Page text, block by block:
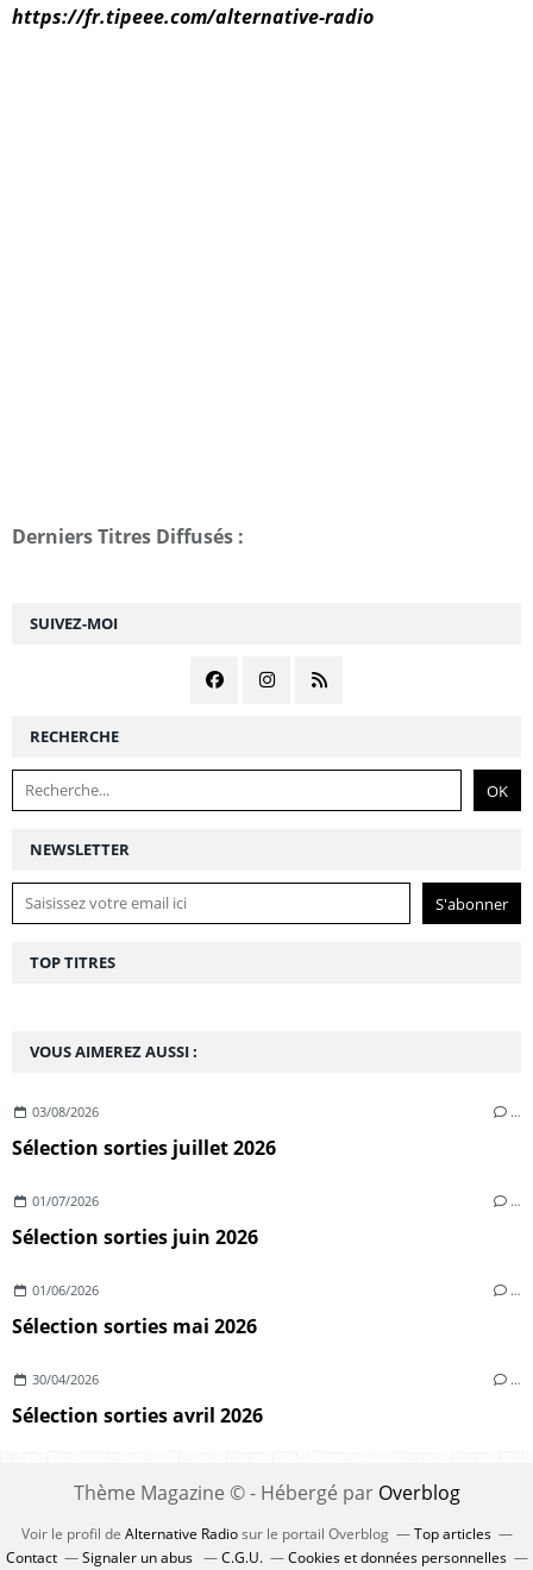
NEWSLETTER
SUIVEZ-MOI
RECHERCHE
VOUS AIMEREZ AUSSI :
03/08/2026 …
Sélection sorties juillet 2026
01/07/2026 …
Sélection sorties juin 2026
01/06/2026 …
Sélection sorties mai 2026
30/04/2026 …
Sélection sorties avril 2026
https://fr.tipeee.com/alternative-radio
Derniers Titres Diffusés :
TOP TITRES
Thème Magazine © - Hébergé par Overblog
Voir le profil de Alternative Radiosur le portail Overblog
Top articles
Contact
Signaler un abus C.G.U. Cookies et données personnelles